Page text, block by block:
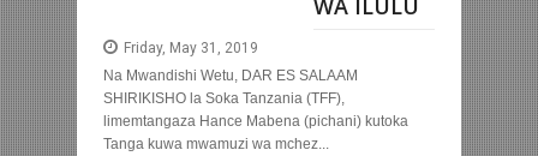
WA ILULU
Friday, May 31, 2019
Na Mwandishi Wetu, DAR ES SALAAM
SHIRIKISHO la Soka Tanzania (TFF),
limemtangaza Hance Mabena (pichani) kutoka
Tanga kuwa mwamuzi wa mchez...